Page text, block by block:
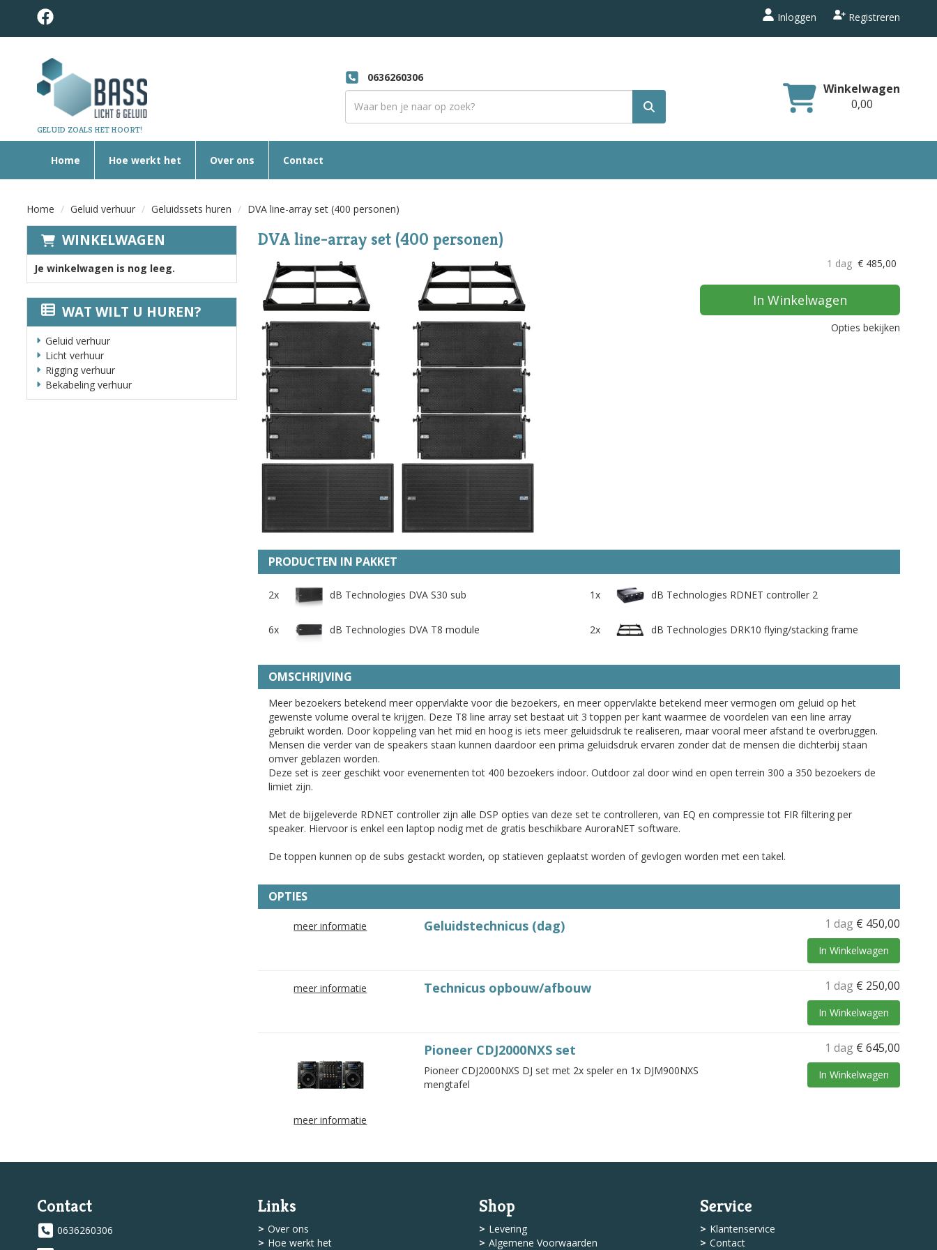
Inloggen Registreren
GELUID ZOALS HET HOORT!
0636260306
Winkelwagen
0,00
Home Hoe werkt het Over ons Contact
Home Geluid verhuur Geluidssets huren DVA line-array set (400 personen)
WINKELWAGEN
Je winkelwagen is nog leeg.
WAT WILT U HUREN?
Geluid verhuur
Licht verhuur
Rigging verhuur
Bekabeling verhuur
DVA line-array set (400 personen)
1 dag € 485,00
In Winkelwagen
Opties bekijken
PRODUCTEN IN PAKKET
2x dB Technologies DVA S30 sub 1x dB Technologies RDNET controller 2
6x dB Technologies DVA T8 module 2x dB Technologies DRK10 flying/stacking frame
OMSCHRIJVING
Meer bezoekers betekend meer oppervlakte voor die bezoekers, en meer oppervlakte betekend meer vermogen om geluid op het
gewenste volume overal te krijgen. Deze T8 line array set bestaat uit 3 toppen per kant waarmee de voordelen van een line array
gebruikt worden. Door koppeling van het mid en hoog is iets meer geluidsdruk te realiseren, maar vooral meer afstand te overbruggen.
Mensen die verder van de speakers staan kunnen daardoor een prima geluidsdruk ervaren zonder dat de mensen die dichterbij staan
omver geblazen worden.
Deze set is zeer geschikt voor evenementen tot 400 bezoekers indoor. Outdoor zal door wind en open terrein 300 a 350 bezoekers de
limiet zijn.
Met de bijgeleverde RDNET controller zijn alle DSP opties van deze set te controlleren, van EQ en compressie tot FIR filtering per
speaker. Hiervoor is enkel een laptop nodig met de gratis beschikbare AuroraNET software.
De toppen kunnen op de subs gestackt worden, op statieven geplaatst worden of gevlogen worden met een takel.
OPTIES
meer informatie 1 dag € 450,00
In Winkelwagen
Geluidstechnicus (dag)
meer informatie 1 dag € 250,00
In Winkelwagen
Technicus opbouw/afbouw
meer informatie
1 dag € 645,00
In Winkelwagen
Pioneer CDJ2000NXS set
Pioneer CDJ2000NXS DJ set met 2x speler en 1x DJM900NXS
mengtafel
Contact
0636260306
Links
Over ons
Hoe werkt het
Shop
Levering
Algemene Voorwaarden
Service
Klantenservice
Contact